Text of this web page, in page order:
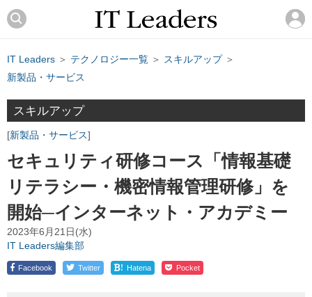
IT Leaders ＞ テクノロジー一覧 ＞ スキルアップ＞
新製品・サービス
スキルアップ
新製品・サービス
セキュリティ研修コース「情報基礎
リテラシー・機密情報管理研修」を
開始─インターネット・アカデミー
2023年6月21日(水)
IT Leaders編集部
Facebook Twitter ! Hatena Pocket